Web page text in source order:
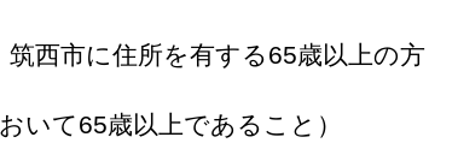
西市に住所を有する65歳以上の方
て65歳以上であること）